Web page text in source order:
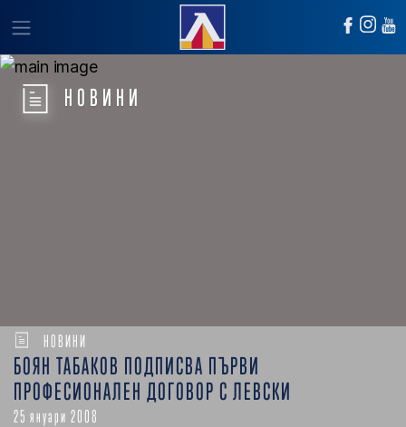
НОВИНИ
НОВИНИ
БОЯН ТАБАКОВ ПОДПИСВА ПЪРВИ
ПРОФЕСИОНАЛЕН ДОГОВОР С ЛЕВСКИ
25 януари 2008